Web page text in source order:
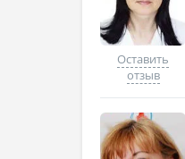
Оставить
отзыв